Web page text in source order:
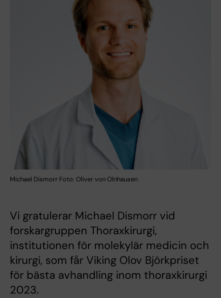
Michael Dismorr Foto: Oliver von Olnhausen
Vi gratulerar Michael Dismorr vid
forskargruppen Thoraxkirurgi,
institutionen för molekylär medicin och
kirurgi, som får Viking Olov Björkpriset
för bästa avhandling inom thoraxkirurgi
2023.